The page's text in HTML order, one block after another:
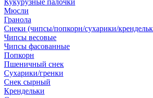
Кукурузные палочки
Мюсли
Гранола
Снеки (чипсы/попкорн/сухарики/
Чипсы весовые
Чипсы фасованные
Попкорн
Пшеничный снек
Сухарики/гренки
Снек сырный
Крендельки